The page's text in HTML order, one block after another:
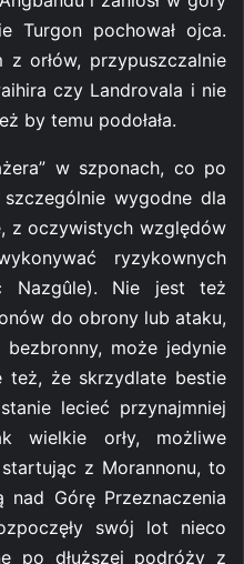
Turgon pochował ojca.
z orłów, przypuszczalnie
czy Landrovala i nie
by temu podołała.
w szponach, co po
wygodne dla
z oczywistych względów
ryzykownych
Nazgûle). Nie jest też
do obrony lub ataku,
może jedynie
też, że skrzydlate bestie
lecieć przynajmniej
wielkie orły, możliwe
z Morannonu, to
nad Górę Przeznaczenia
swój lot nieco
po dłuższej podróży z